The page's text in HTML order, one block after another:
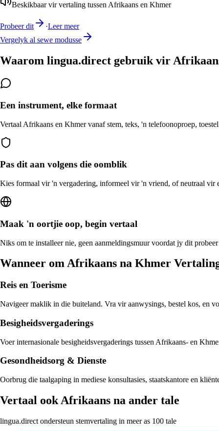
Beskikbaar vir vertaling tussen Afrikaans en Khmer
Probeer dit ·Leer meer
Vergelyk al sewe modusse
Waarom lingua.direct gebruik vir
Een instrument, elke formaat
Vertaal Afrikaans en Khmer vanaf stem, teks, 'n telefoonoproep,
Pas dit aan volgens die oomblik
Kies formaal vir 'n vergadering, informeel vir 'n vriend, of neutraal vir
Maak 'n oortjie oop, begin vertaal
Niks om te installeer nie, geen aanmeldingsmuur voordat jy dit
Wanneer om Afrikaans na Khmer
Reis en Toerisme
Navigeer maklik in die buiteland. Vra vir aanwysings, bestel kos, en
Besigheidsvergaderings
Voer internasionale besigheidsvergaderings tussen Afrikaans- en
Gesondheidsorg & Dienste
Oorbrug die taalgaping in mediese konsultasies, staatskantore en
Vertaal ook Afrikaans na ander tale
lingua.direct ondersteun stemvertaling in meer as 100 tale